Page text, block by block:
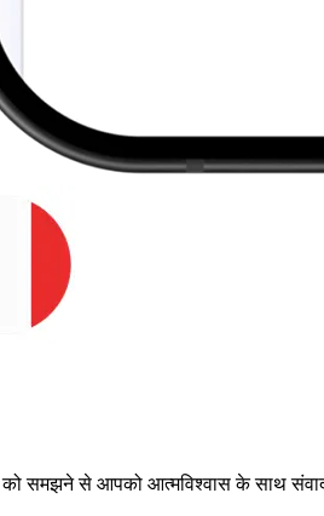
को समझने से आपको आत्मविश्वास के साथ संवाद